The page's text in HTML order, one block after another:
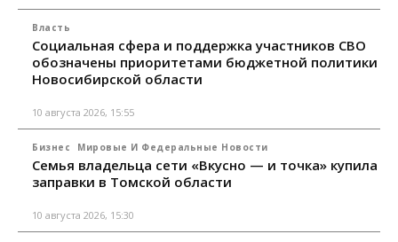
Власть
Социальная сфера и поддержка участников СВО
обозначены приоритетами бюджетной политики
Новосибирской области
10 августа 2026, 15:55
Бизнес Мировые И Федеральные Новости
Семья владельца сети «Вкусно — и точка» купила
заправки в Томской области
10 августа 2026, 15:30